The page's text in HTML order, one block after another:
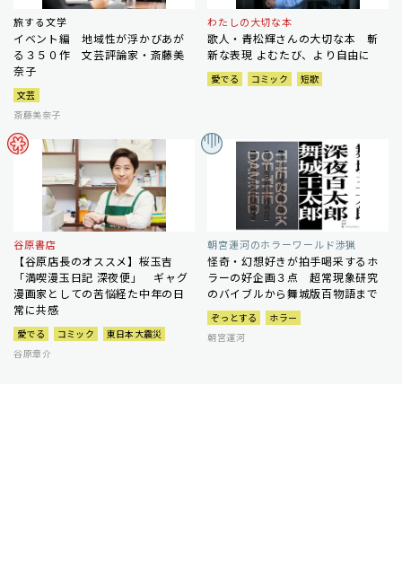
旅する文学
イベント編 地域性が浮かびあが
る３５０作 文芸評論家・斎藤美
奈子
文芸
斎藤美奈子
わたしの大切な本
歌人・青松輝さんの大切な本 斬
新な表現 よむたび、より自由に
愛でる コミック 短歌
谷原書店
【谷原店長のオススメ】桜玉吉
「満喫漫玉日記 深夜便」 ギャグ
漫画家としての苦悩経た中年の日
常に共感
愛でる コミック
東日本大震災
谷原章介
朝宮運河のホラーワールド渉猟
怪奇・幻想好きが拍手喝采するホ
ラーの好企画３点 超常現象研究
のバイブルから舞城版百物語まで
ぞっとする
ホラー
朝宮運河